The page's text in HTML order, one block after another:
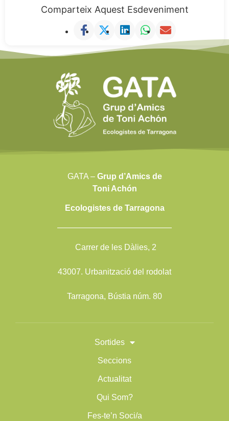
Comparteix Aquest Esdeveniment
GATA – Grup d’Amics de
Toni Achón
Ecologistes de Tarragona
——————————————
Carrer de les Dàlies, 2
43007. Urbanització del rodolat
Tarragona, Bústia núm. 80
Sortides
Seccions
Actualitat
Qui Som?
Fes-te’n Soci/a